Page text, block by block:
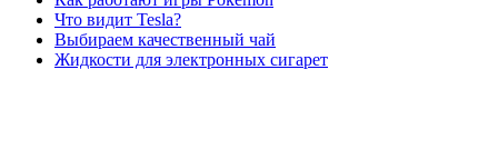
Что видит Tesla?
Выбираем качественный чай
Жидкости для электронных сигарет